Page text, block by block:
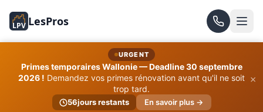
LPV LesPros
URGENT
Primes temporaires Wallonie — Deadline 30 septembre
2026 ! Demandez vos primes rénovation avant qu'il ne soit
trop tard.
56jours restants En savoir plus →
×